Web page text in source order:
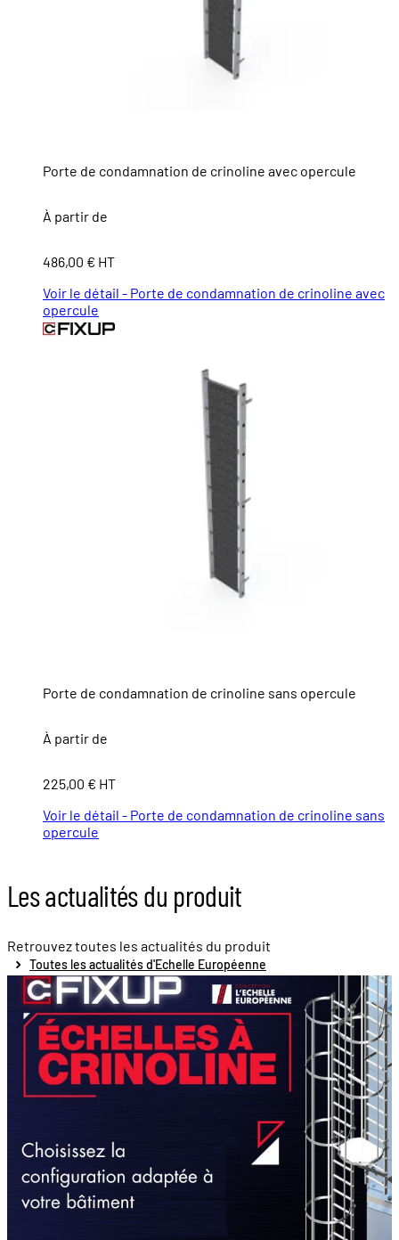
Porte de condamnation de crinoline avec opercule
À partir de
486,00 € HT
Voir le détail - Porte de condamnation de crinoline avec
opercule
Porte de condamnation de crinoline sans opercule
À partir de
225,00 € HT
Voir le détail - Porte de condamnation de crinoline sans
opercule
Les actualités du produit
Retrouvez toutes les actualités du produit
Toutes les actualités d'Echelle Européenne